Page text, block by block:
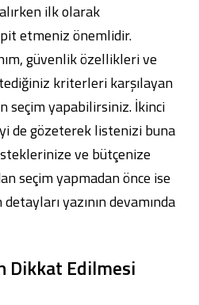
ilk olarak
etmeniz önemlidir.
güvenlik özellikleri ve
kriterleri karşılayan
seçim yapabilirsiniz. İkinci
de gözeterek listenizi buna
ve bütçenize
seçim yapmadan önce ise
yazının devamında
Dikkat Edilmesi